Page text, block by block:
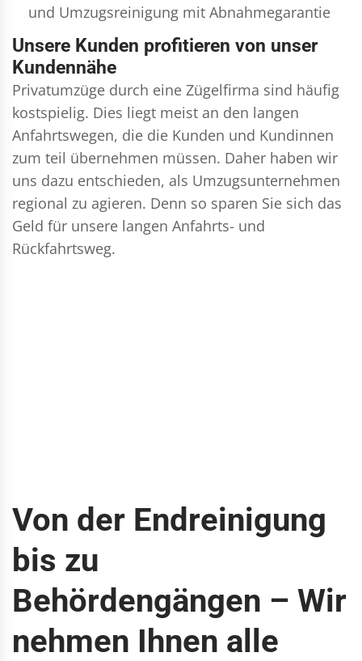
und Umzugsreinigung mit Abnahmegarantie
Unsere Kunden profitieren von unser
Kundennähe
Privatumzüge durch eine Zügelfirma sind häufig
kostspielig. Dies liegt meist an den langen
Anfahrtswegen, die die Kunden und Kundinnen
zum teil übernehmen müssen. Daher haben wir
uns dazu entschieden, als Umzugsunternehmen
regional zu agieren. Denn so sparen Sie sich das
Geld für unsere langen Anfahrts- und
Rückfahrtsweg.
Von der Endreinigung
bis zu
Behördengängen – Wir
nehmen Ihnen alle